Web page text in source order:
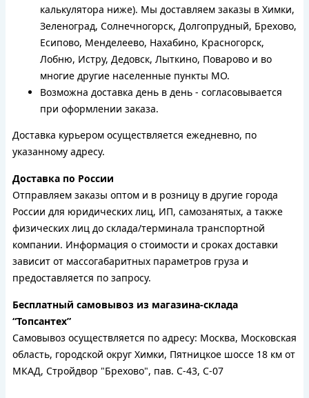
калькулятора ниже). Мы доставляем заказы в Химки,
Зеленоград, Солнечногорск, Долгопрудный, Брехово,
Есипово, Менделеево, Нахабино, Красногорск,
Лобню, Истру, Дедовск, Лыткино, Поварово и во
многие другие населенные пункты МО.
Возможна доставка день в день - согласовывается
при оформлении заказа.
Доставка курьером осуществляется ежедневно, по
указанному адресу.
Доставка по России
Отправляем заказы оптом и в розницу в другие города
России для юридических лиц, ИП, самозанятых, а также
физических лиц до склада/терминала транспортной
компании. Информация о стоимости и сроках доставки
зависит от массогабаритных параметров груза и
предоставляется по запросу.
Бесплатный самовывоз из магазина-склада
“Топсантех”
Самовывоз осуществляется по адресу: Москва, Московская
область, городской округ Химки, Пятницкое шоссе 18 км от
МКАД, Стройдвор "Брехово", пав. С-43, С-07